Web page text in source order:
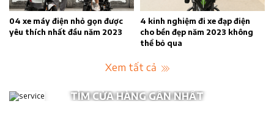
điện
không
Xe đạp điện cho học sinh cấp 1
dễ lái, an toàn
Xe đạp điện có phải
số không?
Xem tất cả
TÌM CỬA HÀNG GẦN NHẤT